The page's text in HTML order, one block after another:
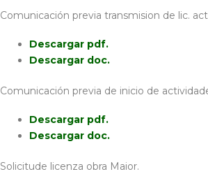
Comunicación previa transmision de lic.
Descargar pdf.
Descargar doc.
Comunicación previa de inicio de
Descargar pdf.
Descargar doc.
Solicitude licenza obra Maior.